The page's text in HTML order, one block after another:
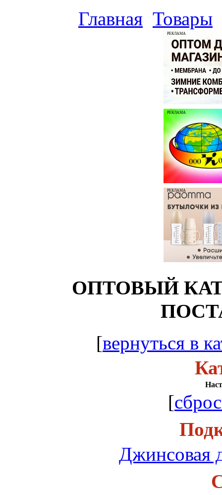
Главная Товары
РЕКЛАМА
РЕКЛАМА
РЕКЛАМА
ОПТОВЫЙ
[вернуться в
[
Джинсовая